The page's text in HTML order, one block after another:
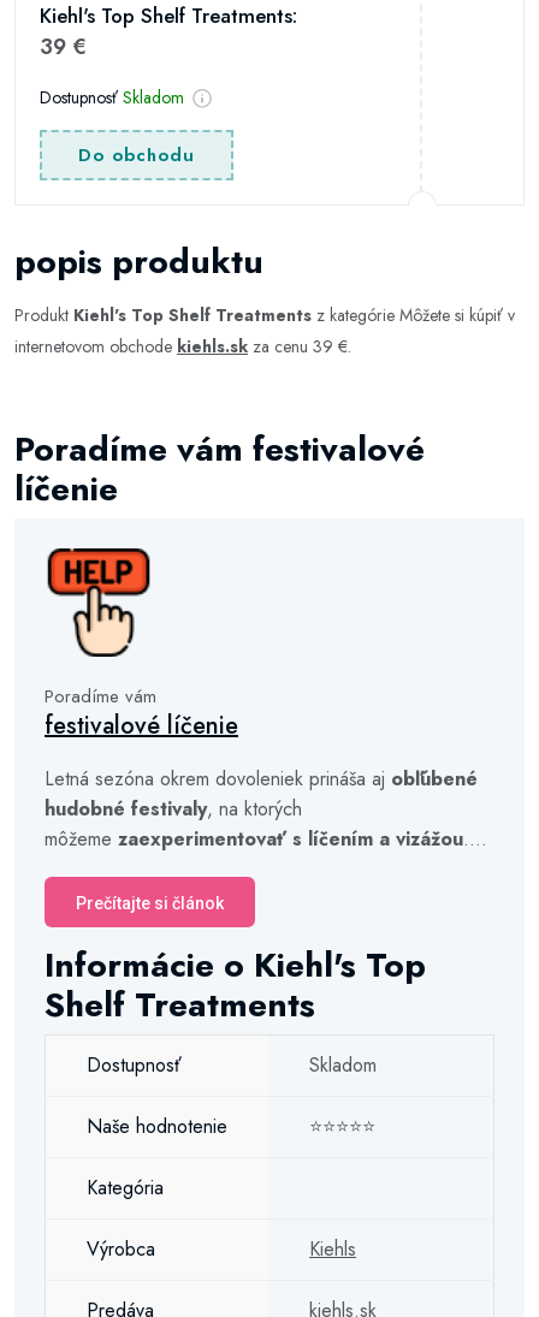
Kiehl's Top Shelf Treatments:
39 €
Dostupnosť Skladom
Do obchodu
popis produktu
Produkt Kiehl's Top Shelf Treatments z kategórie Môžete si kúpiť v
internetovom obchode kiehls.sk za cenu 39 €.
Poradíme vám festivalové
líčenie
Poradíme vám
festivalové líčenie
Letná sezóna okrem dovoleniek prináša aj obľúbené
hudobné festivaly, na ktorých
môžeme zaexperimentovať s líčením a vizážou....
Prečítajte si článok
Informácie o Kiehl's Top
Shelf Treatments
Dostupnosť Skladom
Naše hodnotenie ⭐⭐⭐⭐⭐
Kategória
Výrobca Kiehls
Predáva kiehls.sk